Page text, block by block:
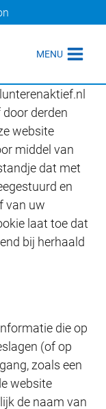
MENU
derden
website
middel van
dat met
en
van uw
laat toe dat
bij herhaald
die op
(of op
zoals een
website
de naam van